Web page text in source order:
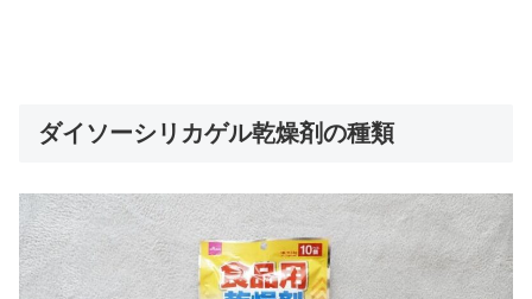
ダイソーシリカゲル乾燥剤の種類